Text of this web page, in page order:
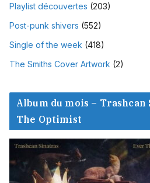
Playlist découvertes (203)
Post-punk shivers (552)
Single of the week (418)
The Smiths Cover Artwork (2)
Album du mois – Trashcan
The Optimist